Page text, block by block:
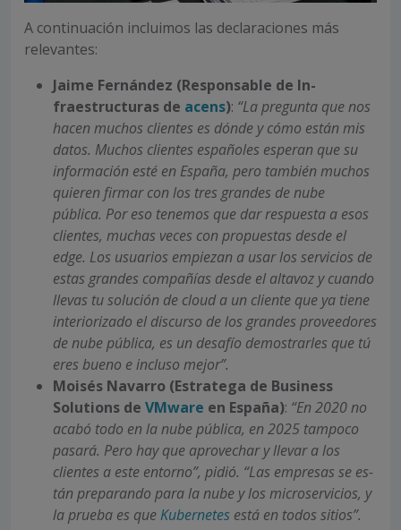
A continuación incluimos las declaraciones más
relevantes:
Jaime Fernández (Responsable de In­
fraestructuras de acens): “La pregunta que nos
hacen muchos clientes es dón­de y cómo están mis
datos. Muchos clien­tes españoles esperan que su
informa­ción esté en España, pero también mu­chos
quieren firmar con los tres grandes de nube
pública. Por eso tenemos que dar respuesta a esos
clientes, muchas veces con propuestas desde el
edge. Los usuarios empiezan a usar los servicios de
estas grandes compañías desde el altavoz y cuando
llevas tu solu­ción de cloud a un cliente que ya tiene
in­teriorizado el discurso de los grandes pro­veedores
de nube pública, es un desafío demostrarles que tú
eres bueno e inclu­so mejor”.
Moisés Navarro (Estra­tega de Business
Solutions de VMware en España): “En 2020 no
acabó todo en la nube pú­blica, en 2025 tampoco
pasará. Pero hay que aprovechar y llevar a los
clientes a es­te entorno”, pidió. “Las empresas se es­
tán preparando para la nube y los micro­servicios, y
la prueba es queKubernetes está en todos sitios”.